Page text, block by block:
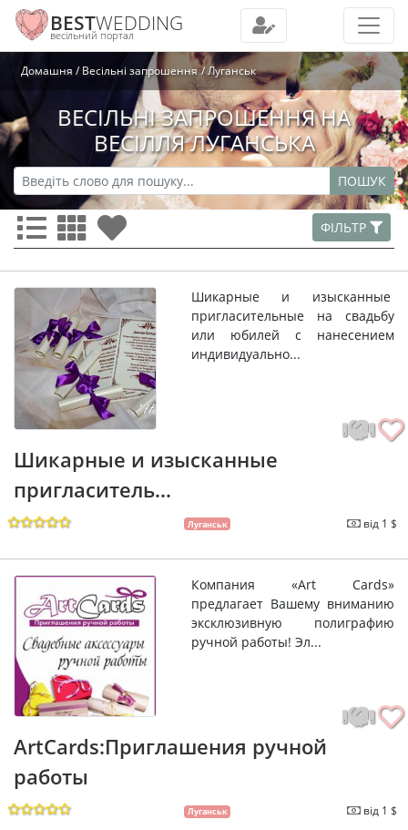
BESTWEDDING
весільний портал
Домашня Весільні запрошення Луганськ
ВЕСІЛЬНІ ЗАПРОШЕННЯ НА
ВЕСІЛЛЯ ЛУГАНСЬКА
ПОШУК
ФІЛЬТР
Шикарные и изысканные
пригласительные на свадьбу
или юбилей с нанесением
индивидуально...
Шикарные и изысканные
пригласитель...
Луганськ від 1 $
Компания «Art Cards»
предлагает Вашему вниманию
эксклюзивную полиграфию
ручной работы! Эл...
ArtCards:Приглашения ручной
работы
Луганськ від 1 $